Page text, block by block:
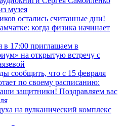
музея
остались считанные дни!
когда физика начинает
в 17:00 приглашаем в
на открытую встречу с
сообщить, что с 15 февраля
по своему расписанию:
защитники! Поздравляем вас
на вулканический комплекс